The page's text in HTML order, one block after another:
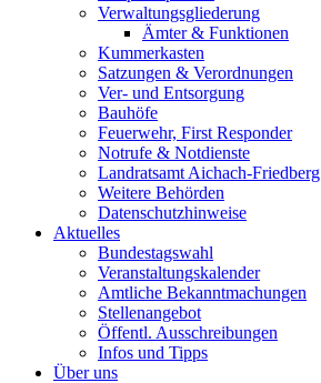
Verwaltungsgliederung
Ämter & Funktionen
Kummerkasten
Satzungen & Verordnungen
Ver- und Entsorgung
Bauhöfe
Feuerwehr, First Responder
Notrufe & Notdienste
Landratsamt Aichach-Friedberg
Weitere Behörden
Datenschutzhinweise
Aktuelles
Bundestagswahl
Veranstaltungskalender
Amtliche Bekanntmachungen
Stellenangebot
Öffentl. Ausschreibungen
Infos und Tipps
Über uns